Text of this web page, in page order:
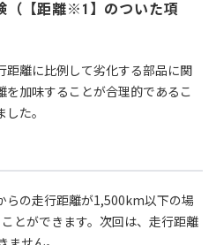
（【距離※1】のついた項
距離に比例して劣化する部品に関
加味することが合理的であるこ
た。
らの走行距離が1,500km以下の場
とができます。次回は、走行距離